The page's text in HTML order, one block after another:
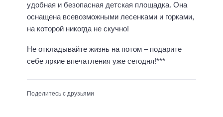
удобная и безопасная детская площадка. Она
оснащена всевозможными лесенками и горками,
на которой никогда не скучно!
Не откладывайте жизнь на потом – подарите
себе яркие впечатления уже сегодня!***
Поделитесь с друзьями